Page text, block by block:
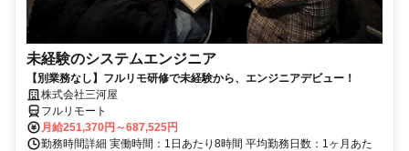
未経験のシステムエンジニア
【別業務なし】フルリモ研修で未経験から、エンジニアデビュー！
株式会社三河屋
フルリモート
月給251,370円～687,525円
勤務時間詳細 実働時間：1日あたり8時間 平均勤務日数：1ヶ月あた